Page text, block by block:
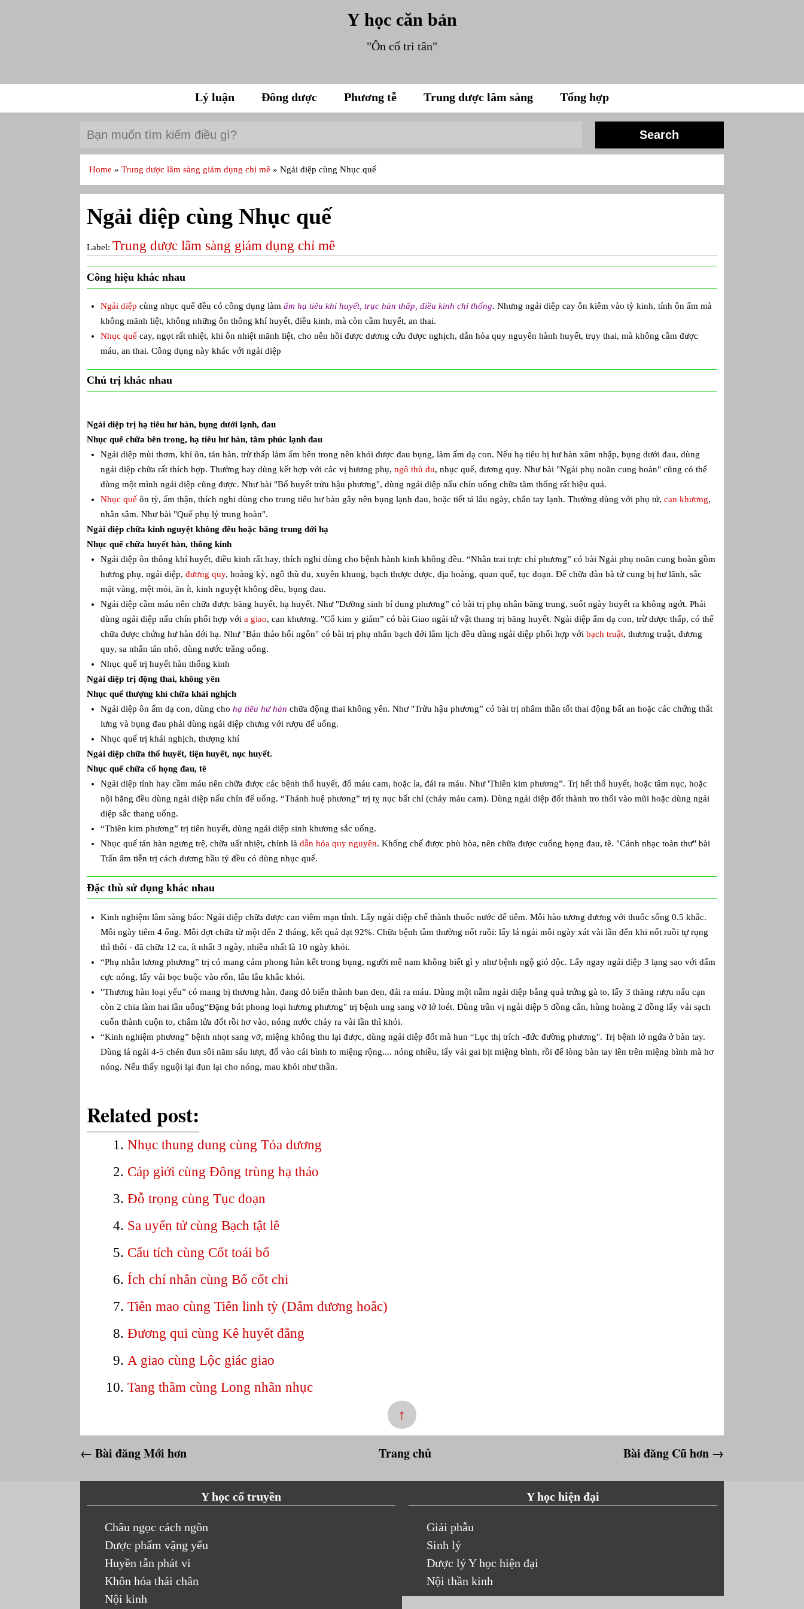
Y học căn bản
"Ôn cố tri tân"
Lý luận Đông dược Phương tễ Trung dược lâm sàng Tổng hợp
Home»Trung dược lâm sàng giám dụng chỉ mê»Ngải diệp cùng Nhục quế
Ngải diệp cùng Nhục quế
Label: Trung dược lâm sàng giám dụng chỉ mê
Công hiệu khác nhau
Ngải diệp cùng nhục quế đều có công dụng làm ấm hạ tiêu khí huyết, trục hàn thấp, điều kinh chỉ thống. Nhưng ngải diệp cay ôn kiêm vào tỳ kinh, tính ôn ấm mà
không mãnh liệt, không những ôn thông khí huyết, điều kinh, mà còn cầm huyết, an thai.
Nhục quế cay, ngọt rất nhiệt, khi ôn nhiệt mãnh liệt, cho nên hồi được dương cứu được nghịch, dẫn hỏa quy nguyên hành huyết, trụy thai, mà không cầm được
máu, an thai. Công dụng này khác với ngải diệp
Chủ trị khác nhau
Ngải diệp trị hạ tiêu hư hàn, bụng dưới lạnh, đau
Nhục quế chữa bên trong, hạ tiêu hư hàn, tâm phúc lạnh đau
Ngải diệp mùi thơm, khí ôn, tán hàn, trừ thấp làm ấm bên trong nên khỏi được đau bụng, làm ấm dạ con. Nếu hạ tiêu bị hư hàn xâm nhập, bụng dưới đau, dùng
ngải diệp chữa rất thích hợp. Thường hay dùng kết hợp với các vị hương phụ, ngô thù du, nhục quế, đương quy. Như bài "Ngải phụ noãn cung hoàn" cũng có thể
dùng một mình ngải diệp cũng được. Như bài "Bổ huyết trửu hậu phương", dùng ngải diệp nấu chín uống chữa tâm thống rất hiệu quả.
Nhục quế ôn tỳ, ấm thận, thích nghi dùng cho trung tiêu hư bàn gây nên bụng lạnh đau, hoặc tiết tả lâu ngày, chân tay lạnh. Thường dùng với phụ tử, can khương,
nhân sâm. Như bài "Quế phụ lý trung hoàn".
Ngải diệp chữa kinh nguyệt không đều hoặc băng trung đới hạ
Nhục quế chữa huyết hàn, thống kinh
Ngải diệp ôn thông khí huyết, điều kinh rất hay, thích nghi dùng cho bệnh hành kinh không đều. “Nhân trai trực chỉ phương” có bài Ngải phụ noãn cung hoàn gồm
hương phụ, ngải diệp, đương quy, hoàng kỳ, ngô thù du, xuyên khung, bạch thược dược, địa hoàng, quan quế, tục đoạn. Để chữa đàn bà tử cung bị hư lãnh, sắc
mặt vàng, mệt mỏi, ăn ít, kinh nguyệt không đều, bụng đau.
Ngải diệp cầm máu nên chữa được băng huyết, hạ huyết. Như "Dưỡng sinh bí dung phương” có bài trị phụ nhân băng trung, suốt ngày huyết ra không ngớt. Phải
dùng ngải diệp nấu chín phối hợp với a giao, can khương. "Cổ kim y giám” có bài Giao ngải tứ vật thang trị băng huyết. Ngải diệp ấm dạ con, trừ được thấp, có thể
chữa được chứng hư hàn đới hạ. Như "Bản thảo hối ngôn" có bài trị phụ nhân bạch đới lâm lịch đều dùng ngải diệp phối hợp với bạch truật, thương truật, đương
quy, sa nhân tán nhỏ, dùng nước trắng uống.
Nhục quế trị huyết hàn thống kinh
Ngải diệp trị động thai, không yên
Nhục quế thượng khí chữa khái nghịch
Ngải diệp ôn ấm dạ con, dùng cho hạ tiêu hư hàn chữa động thai không yên. Như "Trửu hậu phương” có bài trị nhâm thần tốt thai động bất an hoặc các chứng thắt
lưng và bụng đau phải dùng ngải diệp chưng với rượu để uống.
Nhục quế trị khái nghịch, thượng khí
Ngải diệp chữa thổ huyết, tiện huyết, nục huyết.
Nhục quế chữa cổ họng đau, tê
Ngải diệp tính hay cầm máu nên chữa được các bệnh thổ huyết, đổ máu cam, hoặc ỉa, đái ra máu. Như 'Thiên kim phương”. Trị hết thổ huyết, hoặc tâm nục, hoặc
nội băng đều dùng ngải diệp nấu chín để uống. “Thánh huệ phương” trị tỵ nục bất chỉ (chảy máu cam). Dùng ngải diệp đốt thành tro thổi vào mũi hoặc dùng ngải
diệp sắc thang uống.
“Thiên kim phương” trị tiên huyết, dùng ngải diệp sinh khương sắc uống.
Nhục quế tán hàn ngưng trệ, chữa uất nhiệt, chính là dẫn hỏa quy nguyên. Khống chế được phù hòa, nên chữa được cuống họng đau, tê. "Cảnh nhạc toàn thư" bài
Trấn âm tiễn trị cách dương hầu tý đều có dùng nhục quế.
Đặc thù sử dụng khác nhau
Kinh nghiệm lâm sàng báo: Ngải diệp chữa được can viêm mạn tính. Lấy ngải diệp chế thành thuốc nước để tiêm. Mỗi hào tương đương với thuốc sống 0.5 khắc.
Mỗi ngày tiêm 4 ống. Mỗi đợt chữa từ một đến 2 tháng, kết quả đạt 92%. Chữa bệnh tầm thường nốt ruồi: lấy lá ngải mỗi ngày xát vài lần đến khi nốt ruồi tự rụng
thì thôi - đã chữa 12 ca, ít nhất 3 ngày, nhiều nhất là 10 ngày khỏi.
“Phụ nhân lương phương” trị có mang cảm phong hàn kết trong bụng, người mê nam không biết gì y như bệnh ngộ gió độc. Lấy ngay ngải diệp 3 lạng sao với dấm
cực nóng, lấy vải bọc buộc vào rốn, lâu lâu khắc khỏi.
"Thương hàn loại yếu” có mang bị thương hàn, đang đỏ biến thành ban đen, đái ra máu. Dùng một nắm ngải diệp bằng quả trứng gà to, lấy 3 thăng rượu nấu cạn
còn 2 chia làm hai lần uống“Đặng bút phong loại hương phương" trị bệnh ung sang vỡ lở loét. Dùng trần vị ngải diệp 5 đồng cân, hùng hoàng 2 đồng lấy vải sạch
cuốn thành cuộn to, châm lửa đốt rồi hơ vào, nóng nước chảy ra vài lần thì khỏi.
“Kinh nghiệm phương” bệnh nhọt sang vỡ, miệng không thu lại được, dùng ngải diệp đốt mà hun “Lục thị trích -đức đường phương". Trị bệnh lở ngứa ở bàn tay.
Dùng lá ngải 4-5 chén đun sôi năm sáu lượt, đổ vào cái bình to miệng rộng.... nóng nhiều, lấy vải gai bịt miệng bình, rồi để lòng bàn tay lên trên miệng bình mà hơ
nóng. Nếu thấy nguội lại đun lại cho nóng, mau khỏi như thần.
Related post:
Nhục thung dung cùng Tỏa dương
Cáp giới cùng Đông trùng hạ thảo
Đỗ trọng cùng Tục đoạn
Sa uyển tử cùng Bạch tật lê
Cẩu tích cùng Cốt toái bổ
Ích chí nhân cùng Bổ cốt chi
Tiên mao cùng Tiên linh tỳ (Dâm dương hoắc)
Đương qui cùng Kê huyết đằng
A giao cùng Lộc giác giao
Tang thầm cùng Long nhãn nhục
↑
← Bài đăng Mới hơn Bài đăng Cũ hơn →
Trang chủ
Y học cổ truyền
Châu ngọc cách ngôn
Dược phẩm vậng yếu
Huyền tẫn phát vi
Khôn hóa thái chân
Nội kinh
Y học hiện đại
Giải phẫu
Sinh lý
Dược lý Y học hiện đại
Nội thần kinh